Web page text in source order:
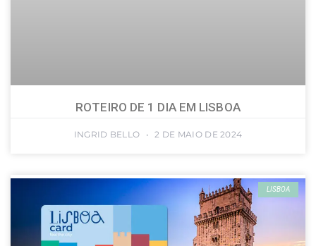
ROTEIRO DE 1 DIA EM LISBOA
INGRID BELLO 2 DE MAIO DE 2024
LISBOA